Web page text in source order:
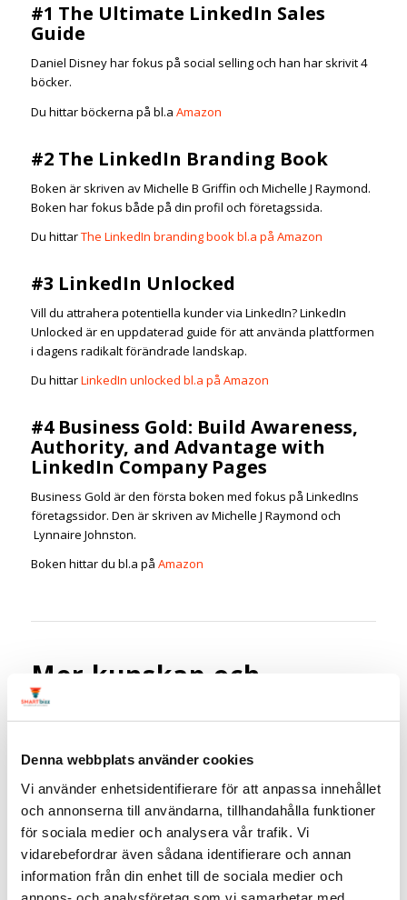
Denna webbplats använder cookies
Vi använder enhetsidentifierare för att anpassa innehållet
och annonserna till användarna, tillhandahålla funktioner
för sociala medier och analysera vår trafik. Vi
vidarebefordrar även sådana identifierare och annan
information från din enhet till de sociala medier och
#1 The Ultimate LinkedIn Sales
Guide
Daniel Disney har fokus på social selling och han har skrivit 4
böcker.
Du hittar böckerna på bl.a Amazon
#2 The LinkedIn Branding Book
Boken är skriven av Michelle B Griffin och Michelle J Raymond.
Boken har fokus både på din profil och företagssida.
Du hittarThe LinkedIn branding book bl.a på Amazon
#3 LinkedIn Unlocked
Vill du attrahera potentiella kunder via LinkedIn? LinkedIn
Unlocked är en uppdaterad guide för att använda plattformen
i dagens radikalt förändrade landskap.
Du hittarLinkedIn unlocked bl.a på Amazon
#4 Business Gold: Build Awareness,
Authority, and Advantage with
LinkedIn Company Pages
Business Gold är den första boken med fokus på LinkedIns
företagssidor. Den är skriven av Michelle J Raymond och
Lynnaire Johnston.
Boken hittar du bl.a på Amazon
Mer kunskap och
inspiration inom
marknadsföring &
LinkedIn
9 bra böcker och podcast inom marknadsföring
7 tips på böcker inom marknadsföring